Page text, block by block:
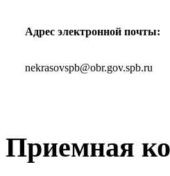
Адрес электронной почты:
nekrasovspb@obr.gov.spb.ru
Приемная